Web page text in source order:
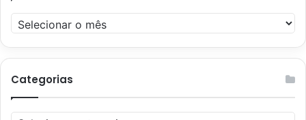
Arquivos
Categorias